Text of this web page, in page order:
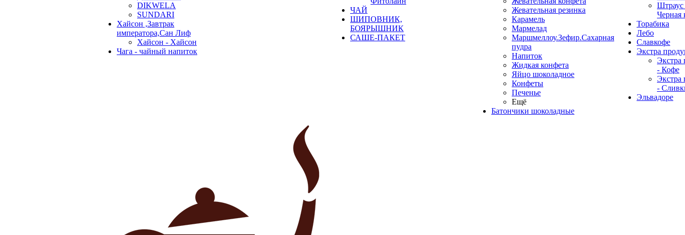
DIKWELA
SUNDARI
Хайсон ,Завтрак
императора,Сан Лиф
Хайсон - Хайсон
Чага - чайный напиток
ЧАЙ
ШИПОВНИК,
БОЯРЫШНИК
САШЕ-ПАКЕТ
Жевательная резинка
Карамель
Мармелад
Маршмеллоу.Зефир.Сахарная
пудра
Напиток
Жидкая конфета
Яйцо шоколадное
Конфеты
Печенье
Ещё
Батончики шоколадные
Штраус
Черная
Торабика
Лебо
Славкофе
Экстра
Экстра
- Кофе
Экстра
-
Эльвадоре